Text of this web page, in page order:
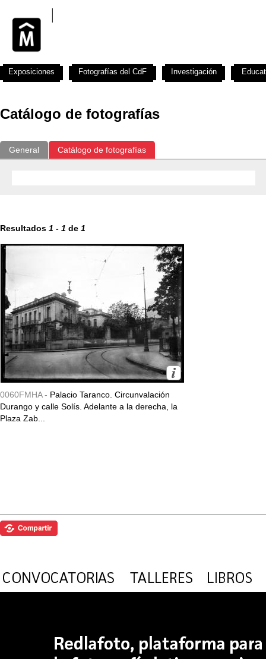
Catálogo de fotografías
General Catálogo de fotografías
Resultados 1 - 1 de 1
0060FMHA - Palacio Taranco. Circunvalación
Durango y calle Solís. Adelante a la derecha, la
Plaza Zab...
Exposiciones Fotografías del CdF Investigación